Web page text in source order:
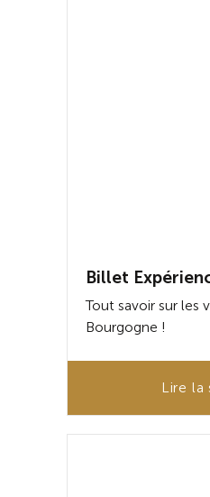
Billet
Tout savoir sur les
Bourgogne !
Lire la